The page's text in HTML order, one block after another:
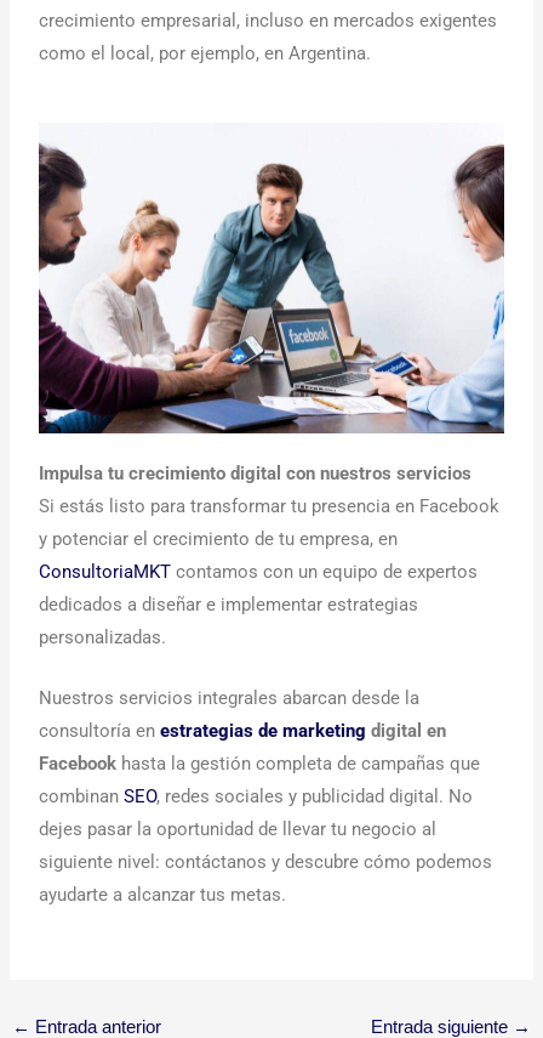
crecimiento empresarial, incluso en mercados exigentes
como el local, por ejemplo, en Argentina.
Impulsa tu crecimiento digital con nuestros servicios
Si estás listo para transformar tu presencia en Facebook
y potenciar el crecimiento de tu empresa, en
ConsultoriaMKT contamos con un equipo de expertos
dedicados a diseñar e implementar estrategias
personalizadas.
Nuestros servicios integrales abarcan desde la
consultoría enestrategias de marketing digital en
Facebook hasta la gestión completa de campañas que
combinanSEO, redes sociales y publicidad digital. No
dejes pasar la oportunidad de llevar tu negocio al
siguiente nivel: contáctanos y descubre cómo podemos
ayudarte a alcanzar tus metas.
← Entrada anterior Entrada siguiente →